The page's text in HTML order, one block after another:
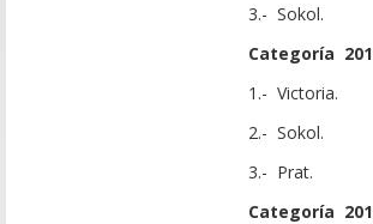
3.- Sokol.
Categoría
1.- Victoria.
2.- Sokol.
3.- Prat.
Categoría